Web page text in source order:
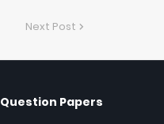
Next Post
Question Papers